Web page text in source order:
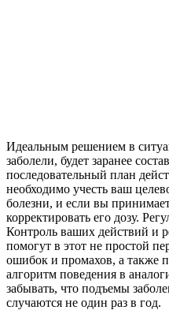
Идеальным решением в
заболели, будет заранее
последовательный план
необходимо учесть ваш
болезни, и если вы
корректировать его дозу.
Контроль ваших действий и
помогут в этот не простой
ошибок и промахов, а также
алгоритм поведения в
забывать, что подъемы
случаются не один раз в год.